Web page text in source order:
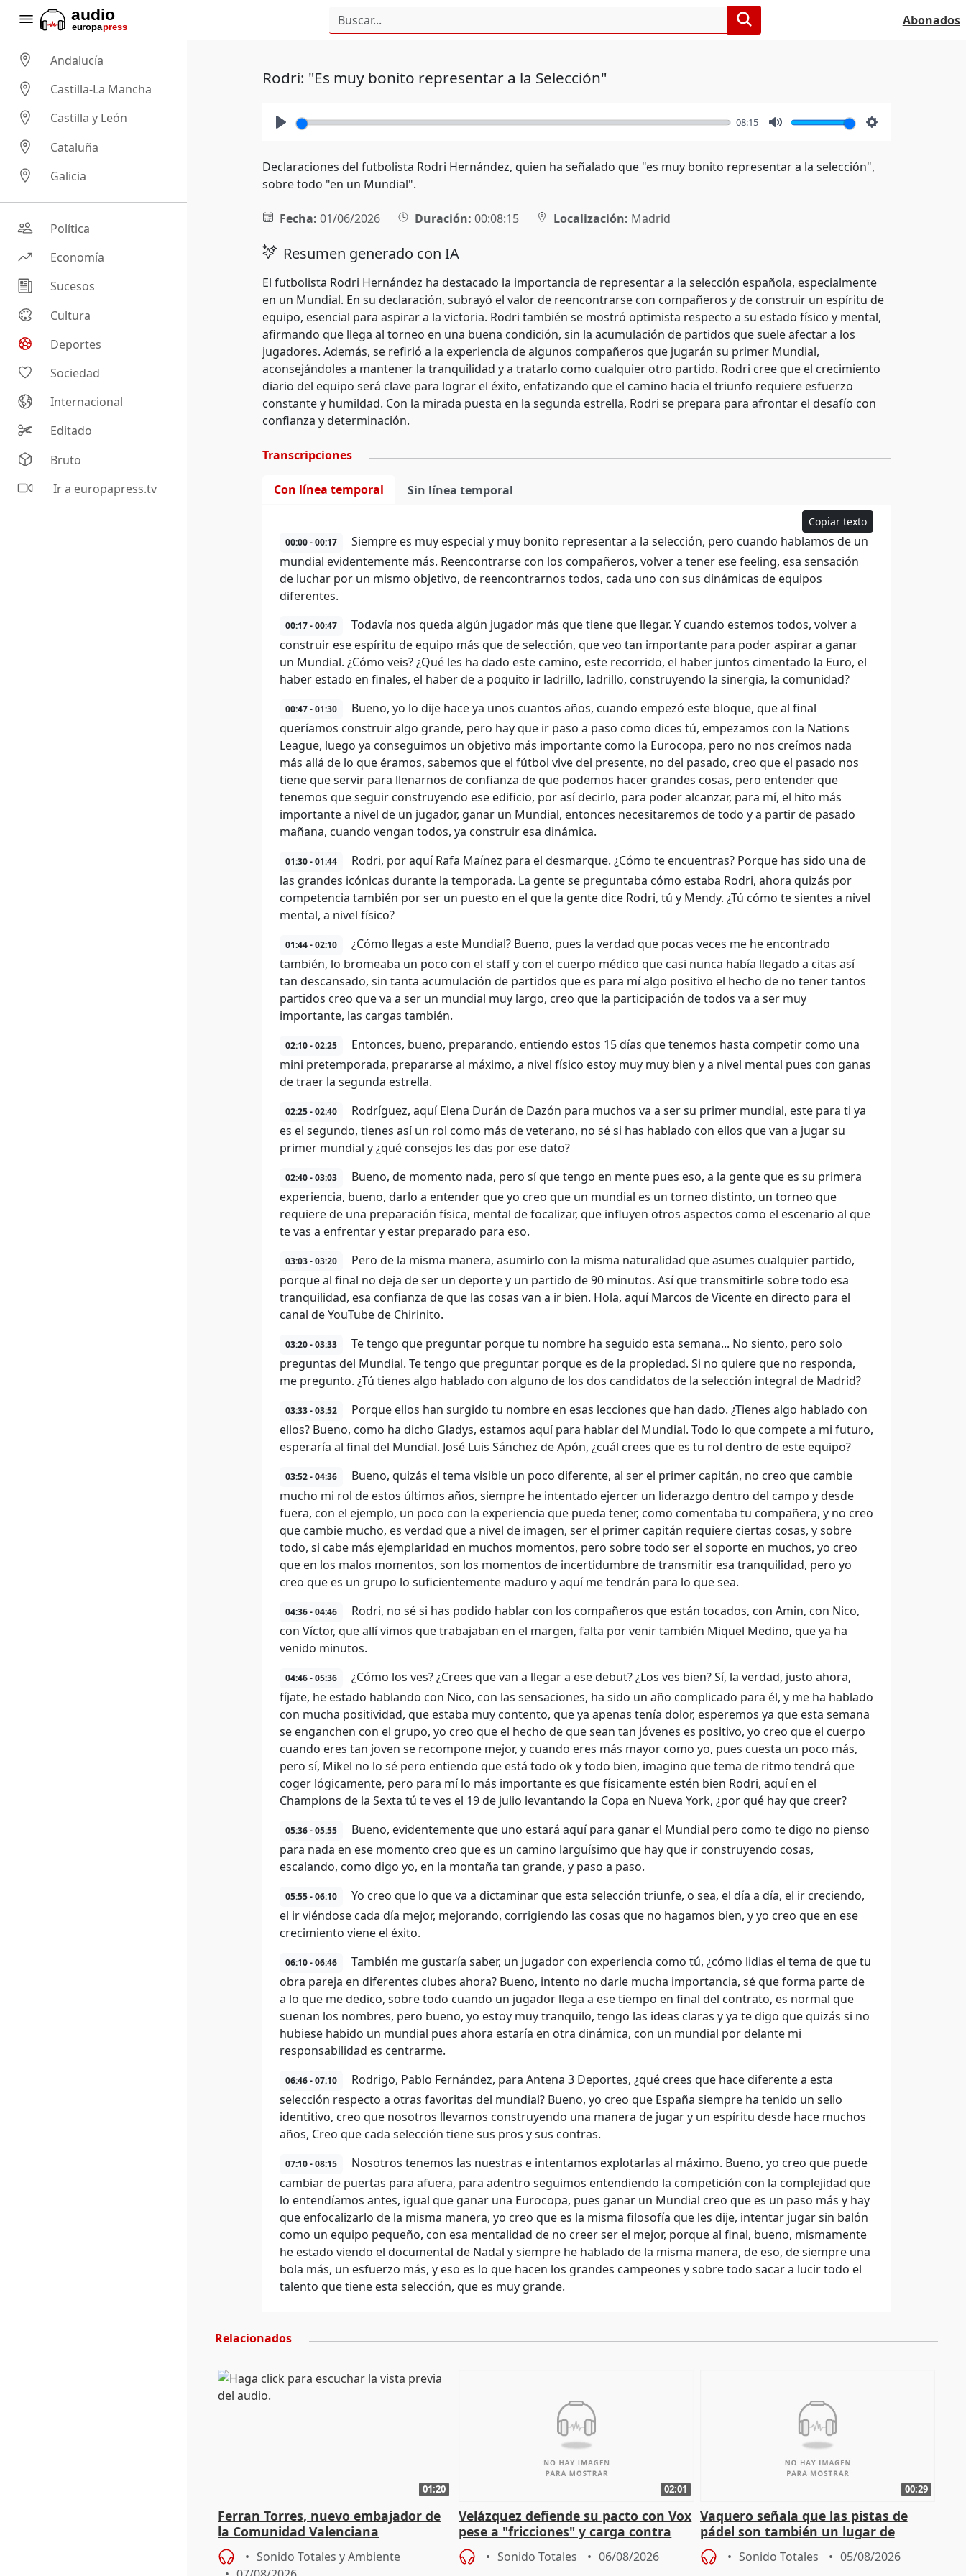
Abonados
Andalucía
Castilla-La Mancha
Castilla y León
Cataluña
Galicia
Política
Economía
Sucesos
Cultura
Deportes
Sociedad
Internacional
Editado
Bruto
Ir a europapress.tv
Rodri: "Es muy bonito representar a la Selección"
08:15
Declaraciones del futbolista Rodri Hernández, quien ha señalado que "es muy bonito representar a la selección",
sobre todo "en un Mundial".
Fecha: 01/06/2026 Duración: 00:08:15 Localización: Madrid
Resumen generado con IA
El futbolista Rodri Hernández ha destacado la importancia de representar a la selección española, especialmente
en un Mundial. En su declaración, subrayó el valor de reencontrarse con compañeros y de construir un espíritu de
equipo, esencial para aspirar a la victoria. Rodri también se mostró optimista respecto a su estado físico y mental,
afirmando que llega al torneo en una buena condición, sin la acumulación de partidos que suele afectar a los
jugadores. Además, se refirió a la experiencia de algunos compañeros que jugarán su primer Mundial,
aconsejándoles a mantener la tranquilidad y a tratarlo como cualquier otro partido. Rodri cree que el crecimiento
diario del equipo será clave para lograr el éxito, enfatizando que el camino hacia el triunfo requiere esfuerzo
constante y humildad. Con la mirada puesta en la segunda estrella, Rodri se prepara para afrontar el desafío con
confianza y determinación.
Transcripciones
Con línea temporal Sin línea temporal
Copiar texto
00:00 - 00:17
Siempre es muy especial y muy bonito representar a la selección, pero cuando hablamos de un
mundial evidentemente más. Reencontrarse con los compañeros, volver a tener ese feeling, esa sensación
de luchar por un mismo objetivo, de reencontrarnos todos, cada uno con sus dinámicas de equipos
diferentes.
00:17 - 00:47
Todavía nos queda algún jugador más que tiene que llegar. Y cuando estemos todos, volver a
construir ese espíritu de equipo más que de selección, que veo tan importante para poder aspirar a ganar
un Mundial. ¿Cómo veis? ¿Qué les ha dado este camino, este recorrido, el haber juntos cimentado la Euro, el
haber estado en finales, el haber de a poquito ir ladrillo, ladrillo, construyendo la sinergia, la comunidad?
00:47 - 01:30
Bueno, yo lo dije hace ya unos cuantos años, cuando empezó este bloque, que al final
queríamos construir algo grande, pero hay que ir paso a paso como dices tú, empezamos con la Nations
League, luego ya conseguimos un objetivo más importante como la Eurocopa, pero no nos creímos nada
más allá de lo que éramos, sabemos que el fútbol vive del presente, no del pasado, creo que el pasado nos
tiene que servir para llenarnos de confianza de que podemos hacer grandes cosas, pero entender que
tenemos que seguir construyendo ese edificio, por así decirlo, para poder alcanzar, para mí, el hito más
importante a nivel de un jugador, ganar un Mundial, entonces necesitaremos de todo y a partir de pasado
mañana, cuando vengan todos, ya construir esa dinámica.
01:30 - 01:44
Rodri, por aquí Rafa Maínez para el desmarque. ¿Cómo te encuentras? Porque has sido una de
las grandes icónicas durante la temporada. La gente se preguntaba cómo estaba Rodri, ahora quizás por
competencia también por ser un puesto en el que la gente dice Rodri, tú y Mendy. ¿Tú cómo te sientes a nivel
mental, a nivel físico?
01:44 - 02:10
¿Cómo llegas a este Mundial? Bueno, pues la verdad que pocas veces me he encontrado
también, lo bromeaba un poco con el staff y con el cuerpo médico que casi nunca había llegado a citas así
tan descansado, sin tanta acumulación de partidos que es para mí algo positivo el hecho de no tener tantos
partidos creo que va a ser un mundial muy largo, creo que la participación de todos va a ser muy
importante, las cargas también.
02:10 - 02:25
Entonces, bueno, preparando, entiendo estos 15 días que tenemos hasta competir como una
mini pretemporada, prepararse al máximo, a nivel físico estoy muy muy bien y a nivel mental pues con ganas
de traer la segunda estrella.
02:25 - 02:40
Rodríguez, aquí Elena Durán de Dazón para muchos va a ser su primer mundial, este para ti ya
es el segundo, tienes así un rol como más de veterano, no sé si has hablado con ellos que van a jugar su
primer mundial y ¿qué consejos les das por ese dato?
02:40 - 03:03
Bueno, de momento nada, pero sí que tengo en mente pues eso, a la gente que es su primera
experiencia, bueno, darlo a entender que yo creo que un mundial es un torneo distinto, un torneo que
requiere de una preparación física, mental de focalizar, que influyen otros aspectos como el escenario al que
te vas a enfrentar y estar preparado para eso.
03:03 - 03:20
Pero de la misma manera, asumirlo con la misma naturalidad que asumes cualquier partido,
porque al final no deja de ser un deporte y un partido de 90 minutos. Así que transmitirle sobre todo esa
tranquilidad, esa confianza de que las cosas van a ir bien. Hola, aquí Marcos de Vicente en directo para el
canal de YouTube de Chirinito.
03:20 - 03:33
Te tengo que preguntar porque tu nombre ha seguido esta semana... No siento, pero solo
preguntas del Mundial. Te tengo que preguntar porque es de la propiedad. Si no quiere que no responda,
me pregunto. ¿Tú tienes algo hablado con alguno de los dos candidatos de la selección integral de Madrid?
03:33 - 03:52
Porque ellos han surgido tu nombre en esas lecciones que han dado. ¿Tienes algo hablado con
ellos? Bueno, como ha dicho Gladys, estamos aquí para hablar del Mundial. Todo lo que compete a mi futuro,
esperaría al final del Mundial. José Luis Sánchez de Apón, ¿cuál crees que es tu rol dentro de este equipo?
03:52 - 04:36
Bueno, quizás el tema visible un poco diferente, al ser el primer capitán, no creo que cambie
mucho mi rol de estos últimos años, siempre he intentado ejercer un liderazgo dentro del campo y desde
fuera, con el ejemplo, un poco con la experiencia que pueda tener, como comentaba tu compañera, y no creo
que cambie mucho, es verdad que a nivel de imagen, ser el primer capitán requiere ciertas cosas, y sobre
todo, si cabe más ejemplaridad en muchos momentos, pero sobre todo ser el soporte en muchos, yo creo
que en los malos momentos, son los momentos de incertidumbre de transmitir esa tranquilidad, pero yo
creo que es un grupo lo suficientemente maduro y aquí me tendrán para lo que sea.
04:36 - 04:46
Rodri, no sé si has podido hablar con los compañeros que están tocados, con Amin, con Nico,
con Víctor, que allí vimos que trabajaban en el margen, falta por venir también Miquel Medino, que ya ha
venido minutos.
04:46 - 05:36
¿Cómo los ves? ¿Crees que van a llegar a ese debut? ¿Los ves bien? Sí, la verdad, justo ahora,
fíjate, he estado hablando con Nico, con las sensaciones, ha sido un año complicado para él, y me ha hablado
con mucha positividad, que estaba muy contento, que ya apenas tenía dolor, esperemos ya que esta semana
se enganchen con el grupo, yo creo que el hecho de que sean tan jóvenes es positivo, yo creo que el cuerpo
cuando eres tan joven se recompone mejor, y cuando eres más mayor como yo, pues cuesta un poco más,
pero sí, Mikel no lo sé pero entiendo que está todo ok y todo bien, imagino que tema de ritmo tendrá que
coger lógicamente, pero para mí lo más importante es que físicamente estén bien Rodri, aquí en el
Champions de la Sexta tú te ves el 19 de julio levantando la Copa en Nueva York, ¿por qué hay que creer?
05:36 - 05:55
Bueno, evidentemente que uno estará aquí para ganar el Mundial pero como te digo no pienso
para nada en ese momento creo que es un camino larguísimo que hay que ir construyendo cosas,
escalando, como digo yo, en la montaña tan grande, y paso a paso.
05:55 - 06:10
Yo creo que lo que va a dictaminar que esta selección triunfe, o sea, el día a día, el ir creciendo,
el ir viéndose cada día mejor, mejorando, corrigiendo las cosas que no hagamos bien, y yo creo que en ese
crecimiento viene el éxito.
06:10 - 06:46
También me gustaría saber, un jugador con experiencia como tú, ¿cómo lidias el tema de que tu
obra pareja en diferentes clubes ahora? Bueno, intento no darle mucha importancia, sé que forma parte de
a lo que me dedico, sobre todo cuando un jugador llega a ese tiempo en final del contrato, es normal que
suenan los nombres, pero bueno, yo estoy muy tranquilo, tengo las ideas claras y ya te digo que quizás si no
hubiese habido un mundial pues ahora estaría en otra dinámica, con un mundial por delante mi
responsabilidad es centrarme.
06:46 - 07:10
Rodrigo, Pablo Fernández, para Antena 3 Deportes, ¿qué crees que hace diferente a esta
selección respecto a otras favoritas del mundial? Bueno, yo creo que España siempre ha tenido un sello
identitivo, creo que nosotros llevamos construyendo una manera de jugar y un espíritu desde hace muchos
años, Creo que cada selección tiene sus pros y sus contras.
07:10 - 08:15
Nosotros tenemos las nuestras e intentamos explotarlas al máximo. Bueno, yo creo que puede
cambiar de puertas para afuera, para adentro seguimos entendiendo la competición con la complejidad que
lo entendíamos antes, igual que ganar una Eurocopa, pues ganar un Mundial creo que es un paso más y hay
que enfocalizarlo de la misma manera, yo creo que es la misma filosofía que les dije, intentar jugar sin balón
como un equipo pequeño, con esa mentalidad de no creer ser el mejor, porque al final, bueno, mismamente
he estado viendo el documental de Nadal y siempre he hablado de la misma manera, de eso, de siempre una
bola más, un esfuerzo más, y eso es lo que hacen los grandes campeones y sobre todo sacar a lucir todo el
talento que tiene esta selección, que es muy grande.
Relacionados
01:20
Ferran Torres, nuevo embajador de
la Comunidad Valenciana
Sonido Totales y Ambiente
02:01
Velázquez defiende su pacto con Vox
pese a "fricciones" y carga contra
Tolón:
Sonido Totales 06/08/2026
00:29
Vaquero señala que las pistas de
pádel son también un lugar de
encuentro y convivencia
Sonido Totales 05/08/2026